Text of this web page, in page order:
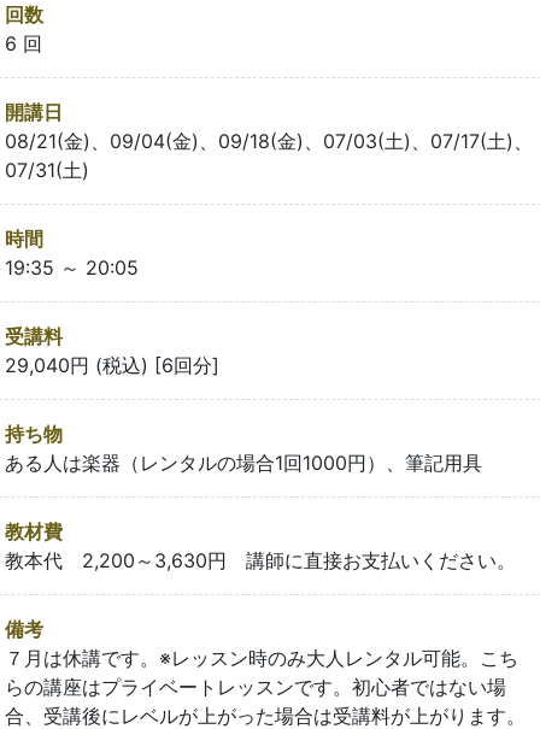
回数
6 回
開講日
08/21(金)、09/04(金)、09/18(金)、07/03(土)、07/17(土)、
07/31(土)
時間
19:35 ～ 20:05
受講料
29,040円 (税込) [6回分]
持ち物
ある人は楽器（レンタルの場合1回1000円）、筆記用具
教材費
教本代 2,200～3,630円 講師に直接お支払いください。
備考
７月は休講です。※レッスン時のみ大人レンタル可能。こち
らの講座はプライベートレッスンです。初心者ではない場
合、受講後にレベルが上がった場合は受講料が上がります。